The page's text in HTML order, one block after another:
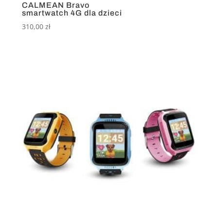
CALMEAN Bravo
smartwatch 4G dla dzieci
310,00 zł